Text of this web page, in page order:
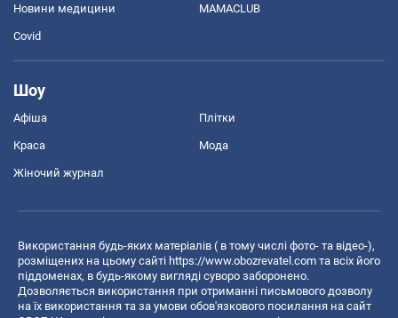
Новини медицини MAMACLUB
Covid
Шоу
Афіша Плітки
Краса Мода
Жіночий журнал
Використання будь-яких матеріалів ( в тому числі фото- та відео-),
розміщених на цьому сайті https://www.obozrevatel.com та всіх його
піддоменах, в будь-якому вигляді суворо заборонено.
Дозволяється використання при отриманні письмового дозволу
на їх використання та за умови обов'язкового посилання на сайт